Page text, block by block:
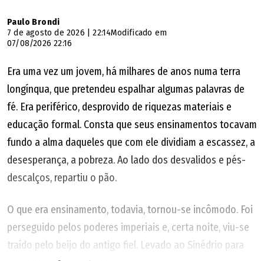
Quem é Eduardo (da dupla com
Derick)
O cantor é casado com Daniele Mesquita e Castro, com
quem está há 15 anos, e o casal tem dois filhos, Luisa e
Benício. Eduardo forma dupla com Derick, nome artístico
de Gleydison Batista Siqueira, de 39 anos, natural de Pires
do Rio. Apesar da longa parceria musical, os dois não são
parentes.
prestes a completar 20 anos de parceria em 2027.
Atualmente, os músicos trabalham na divulgação do
projeto "Daquele Jeitão".
Paulo Brondi
7 de agosto de 2026 | 22:14Modificado em
07/08/2026 22:16
Era uma vez um jovem, há milhares de anos numa terra
longínqua, que pretendeu espalhar algumas palavras de
fé. Era periférico, desprovido de riquezas materiais e
educação formal. Consta que seus ensinamentos tocavam
fundo a alma daqueles que com ele dividiam a escassez, a
desesperança, a pobreza. Ao lado dos desvalidos e pés-
descalços, repartiu o pão.
O que era ensinamento, todavia, tornou-se incômodo. Foi
perseguido pelos poderes imperiais e, certa noite, viu-se
traído pelo beijo do antigo fiel. Levado ao Sinédrio para